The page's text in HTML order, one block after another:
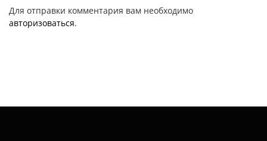
Для отправки комментария вам необходимо
авторизоваться.